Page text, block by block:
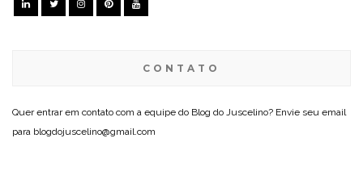
CONTATO
Quer entrar em contato com a equipe do Blog do Juscelino? Envie seu email
para blogdojuscelino@gmail.com